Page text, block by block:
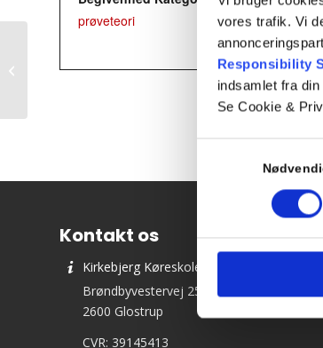
vores trafik. Vi
Responsibility
indsamlet fra
Se Cookie &
prøveteori
Kontakt os
Kirkebjerg Køreskole ApS
Brøndbyvestervej 25
2600 Glostrup
CVR: 39145413
Teori 2 – torsdagshold